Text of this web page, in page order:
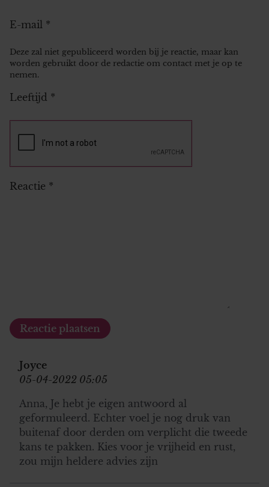
E-mail *
Deze zal niet gepubliceerd worden bij je reactie, maar kan
worden gebruikt door de redactie om contact met je op te
nemen.
Leeftijd *
Reactie *
Joyce
05-04-2022 05:05
Anna, Je hebt je eigen antwoord al
geformuleerd. Echter voel je nog druk van
buitenaf door derden om verplicht die tweede
kans te pakken. Kies voor je vrijheid en rust,
zou mijn heldere advies zijn